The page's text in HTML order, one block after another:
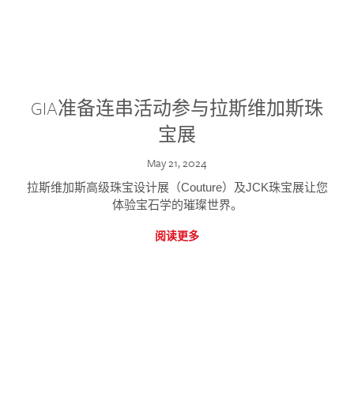
GIA准备连串活动参与拉斯维加斯珠
宝展
May 21, 2024
拉斯维加斯高级珠宝设计展（Couture）及JCK珠宝展让您
体验宝石学的璀璨世界。
阅读更多